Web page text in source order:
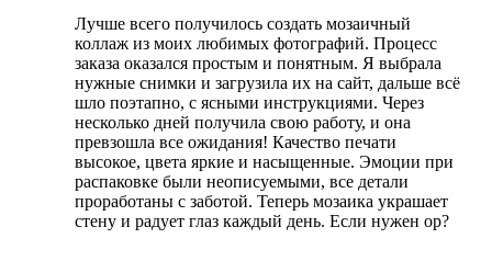
Лучше всего получилось создать мозаичный
коллаж из моих любимых фотографий. Процесс
заказа оказался простым и понятным. Я выбрала
нужные снимки и загрузила их на сайт, дальше всё
шло поэтапно, с ясными инструкциями. Через
несколько дней получила свою работу, и она
превзошла все ожидания! Качество печати
высокое, цвета яркие и насыщенные. Эмоции при
распаковке были неописуемыми, все детали
проработаны с заботой. Теперь мозаика украшает
стену и радует глаз каждый день. Если нужен ор?